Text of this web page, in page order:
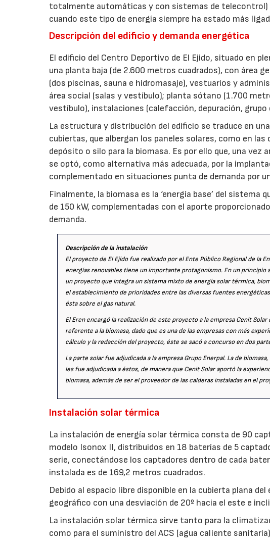
totalmente automáticas y con sistemas de telecontrol)
cuando este tipo de energía siempre ha estado más
Descripción del edificio y demanda energética
El edificio del Centro Deportivo de El Ejido, situado en
una planta baja (de 2.600 metros cuadrados), con área
(dos piscinas, sauna e hidromasaje), vestuarios y
área social (salas y vestíbulo); planta sótano (1.700
vestíbulo), instalaciones (calefacción, depuración,
La estructura y distribución del edificio se traduce en
cubiertas, que albergan los paneles solares, como en las
depósito o silo para la biomasa. Es por ello que, una
se optó, como alternativa más adecuada, por la
complementado en situaciones punta de demanda por
Finalmente, la biomasa es la ‘energía base’ del sistema
de 150 kW, complementadas con el aporte
demanda.
Descripción de la instalación
El proyecto de El Ejido fue realizado por el Ente Público Regional de la
energías renovables tiene un importante protagonismo. En un
un proyecto que integra un sistema mixto de energía solar térmica,
el establecimiento de prioridades entre las diversas fuentes
ésta sobre el gas natural.
El Eren encargó la realización de este proyecto a la empresa Cenit
referente a la biomasa, dado que es una de las empresas con más
cálculo y la redacción del proyecto, éste se sacó a concurso en dos
La parte solar fue adjudicada a la empresa Grupo Enerpal. La de
les fue adjudicada a éstos, de manera que Cenit Solar aportó la
biomasa, además de ser el proveedor de las calderas instaladas en el
Instalación solar térmica
La instalación de energía solar térmica consta de 90
modelo Isonox II, distribuidos en 18 baterías de 5
serie, conectándose los captadores dentro de cada
instalada es de 169,2 metros cuadrados.
Debido al espacio libre disponible en la cubierta plana
geográfico con una desviación de 20º hacia el este e
La instalación solar térmica sirve tanto para la
como para el suministro del ACS (agua caliente